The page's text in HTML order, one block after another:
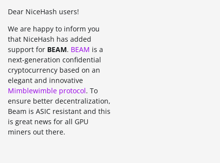
Dear NiceHash users!
We are happy to inform you
that NiceHash has added
support for BEAM. BEAM is a
next-generation confidential
cryptocurrency based on an
elegant and innovative
Mimblewimble protocol. To
ensure better decentralization,
Beam is ASIC resistant and this
is great news for all GPU
miners out there.